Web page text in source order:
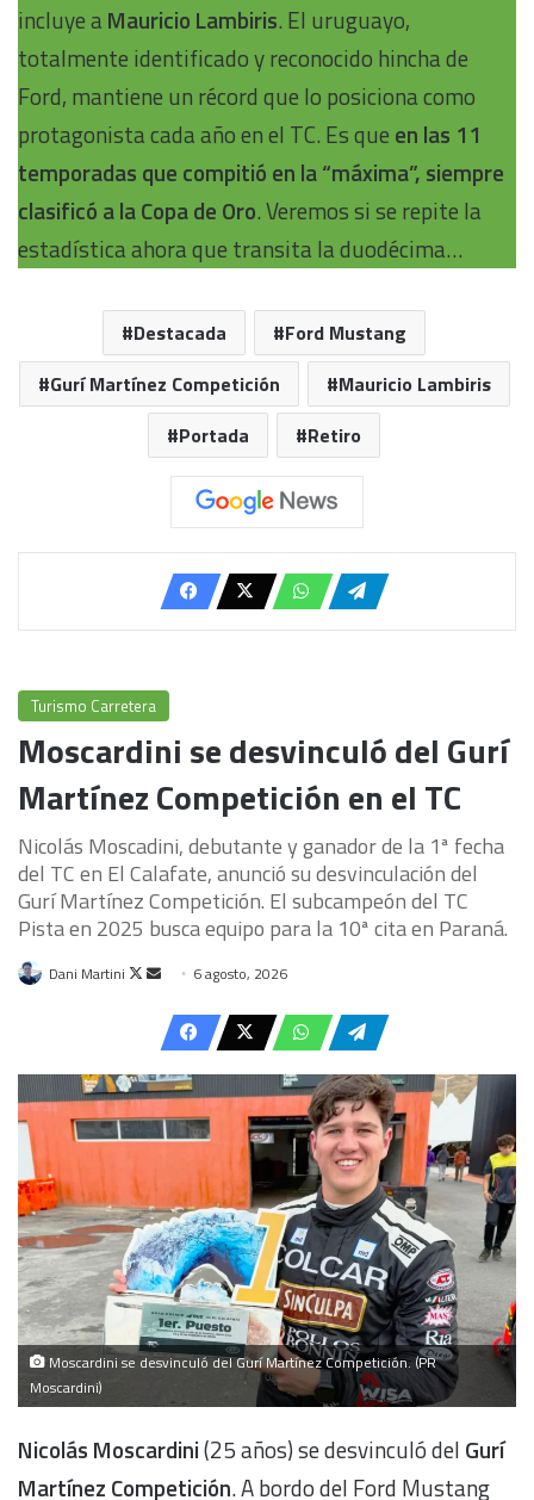
incluye a Mauricio Lambiris. El uruguayo,
totalmente identificado y reconocido hincha de
Ford, mantiene un récord que lo posiciona como
protagonista cada año en el TC. Es que en las 11
temporadas que compitió en la “máxima”, siempre
clasificó a la Copa de Oro. Veremos si se repite la
estadística ahora que transita la duodécima…
Destacada
Ford Mustang
Gurí Martínez Competición
Mauricio Lambiris
Portada
Retiro